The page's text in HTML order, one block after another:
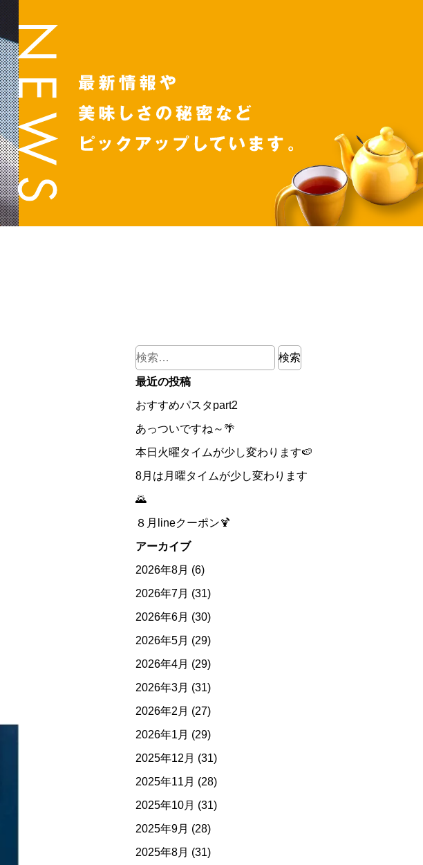
検
索:
最近の投稿
おすすめパスタpart2
あっついですね～🌴
本日火曜タイムが少し変わります🍉
8月は月曜タイムが少し変わります
🌄
８月lineクーポン🍹
アーカイブ
2026年8月 (6)
2026年7月 (31)
2026年6月 (30)
2026年5月 (29)
2026年4月 (29)
2026年3月 (31)
2026年2月 (27)
2026年1月 (29)
2025年12月 (31)
2025年11月 (28)
2025年10月 (31)
2025年9月 (28)
2025年8月 (31)